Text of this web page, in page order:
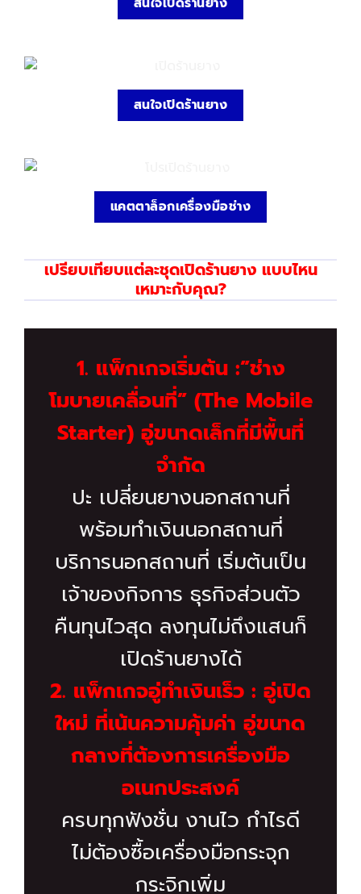
สนใจเปิดร้านยาง
แคตตาล็อกเครื่องมือช่าง
เปรียบเทียบแต่ละชุดเปิดร้านยาง แบบไหน
เหมาะกับคุณ?
1. แพ็กเกจเริ่มต้น :”ช่าง
โมบายเคลื่อนที่” (The Mobile
Starter) อู่ขนาดเล็กที่มีพื้นที่
จำกัด
ปะ เปลี่ยนยางนอกสถานที่
พร้อมทำเงินนอกสถานที่
บริการนอกสถานที่ เริ่มต้นเป็น
เจ้าของกิจการ ธุรกิจส่วนตัว
คืนทุนไวสุด ลงทุนไม่ถึงแสนก็
เปิดร้านยางได้
2. แพ็กเกจอู่ทำเงินเร็ว : อู่เปิด
ใหม่ ที่เน้นความคุ้มค่า อู่ขนาด
กลางที่ต้องการเครื่องมือ
อเนกประสงค์
ครบทุกฟังชั่น งานไว กำไรดี
ไม่ต้องซื้อเครื่องมือกระจุก
กระจิกเพิ่ม